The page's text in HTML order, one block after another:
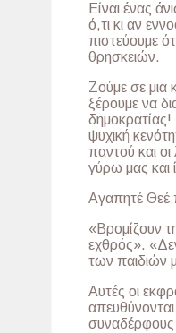
Είναι ένας
ό,τι κι αν
πιστεύουμε
θρησκειών.
Ζούμε σε μια
ξέρουμε να
ψυχική
παντού και
γύρω μας και
Αγαπητέ Θεέ
«Βρομίζουν
εχθρός».
των παιδιών
Αυτές οι
συναδέρφους